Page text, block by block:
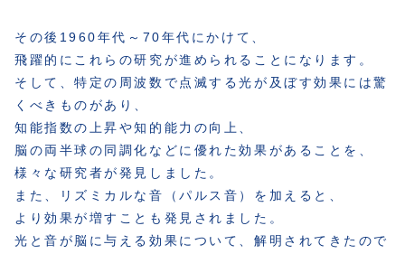
その後1960年代～70年代にかけて、
飛躍的にこれらの研究が進められることになります。
そして、特定の周波数で点滅する光が及ぼす効果には驚
くべきものがあり、
知能指数の上昇や知的能力の向上、
脳の両半球の同調化などに優れた効果があることを、
様々な研究者が発見しました。
また、リズミカルな音（パルス音）を加えると、
より効果が増すことも発見されました。
光と音が脳に与える効果について、解明されてきたので